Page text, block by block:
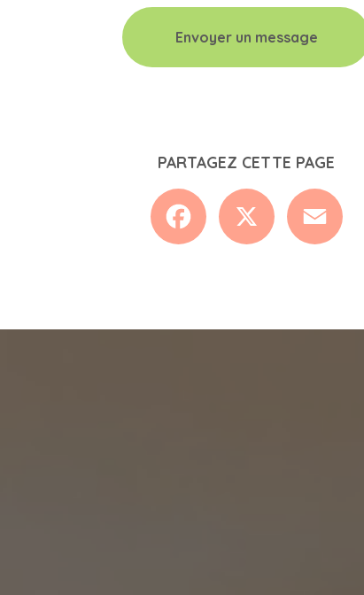
Envoyer un message
PARTAGEZ CETTE PAGE
Facebook